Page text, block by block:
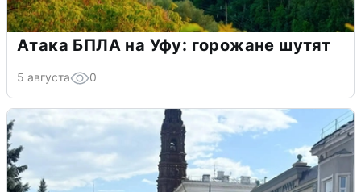
Атака БПЛА на Уфу: горожане шутят
5 августа 0